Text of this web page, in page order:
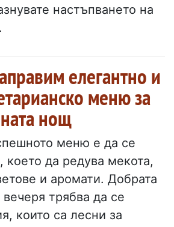
настъпването на
елегантно и
меню за
нощ
меню е да се
което да редува мекота,
и аромати. Добрата
вечеря трябва да се
които са лесни за